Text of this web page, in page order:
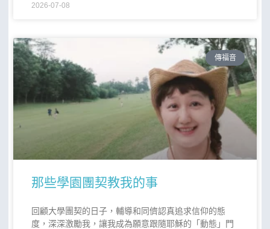
2026-07-08
傳福音
那些學園團契教我的事
回顧大學團契的日子，輔導和同儕認真追求信仰的態
度，深深激勵我，讓我成為願意跟隨耶穌的「動態」門